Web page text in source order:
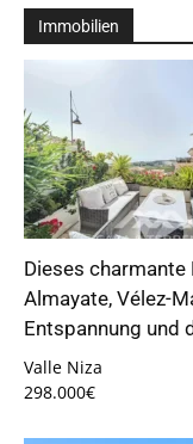
Immobilien
Dieses charmante
Almayate, Vélez-
Entspannung und
Valle Niza
298.000€